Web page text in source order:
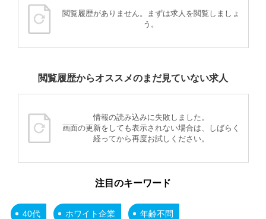
閲覧履歴がありません。まずは求人を閲覧しましょ
う。
閲覧履歴からオススメのまだ見ていない求人
情報の読み込みに失敗しました。
画面の更新をしても表示されない場合は、しばらく
経ってから再度お試しください。
注目のキーワード
40代 ホワイト企業 年齢不問